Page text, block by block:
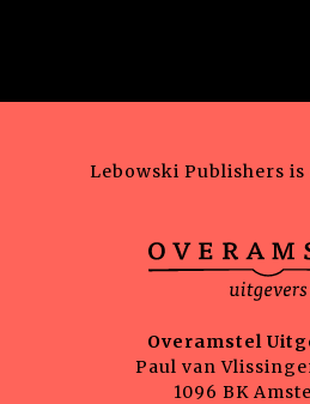
Lebowski Publishers
Overamstel
Paul van
1096 BK